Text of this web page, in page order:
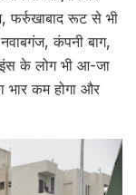
फर्रुखाबाद रूट से भी
कंपनी बाग,
के लोग भी आ-जा
कम होगा और